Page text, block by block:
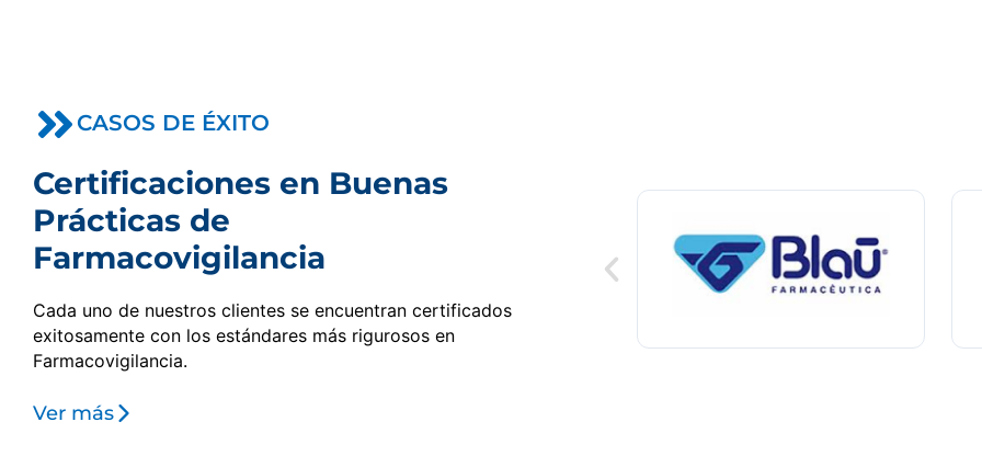
CASOS DE ÉXITO
Certificaciones en Buenas
Prácticas de
Farmacovigilancia
Cada uno de nuestros clientes se encuentran certificados
exitosamente con los estándares más rigurosos en
Farmacovigilancia.
Ver más